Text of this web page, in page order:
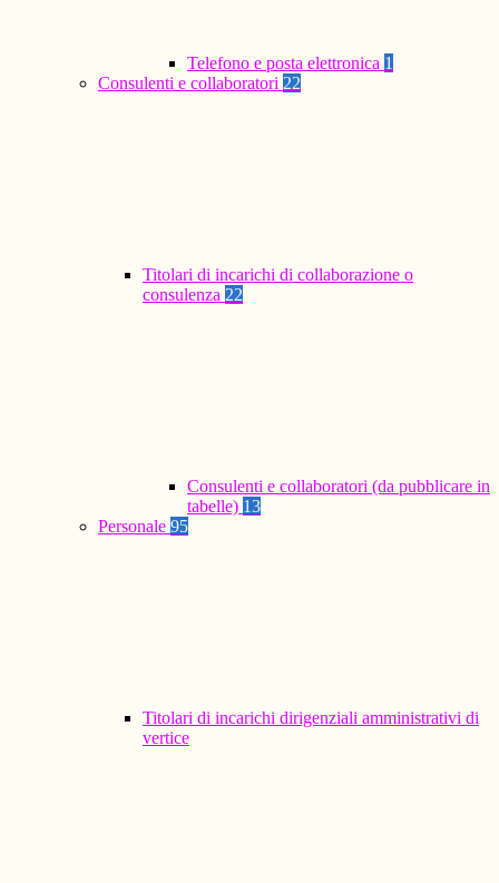
Telefono e posta elettronica 1
Consulenti e collaboratori 22
Titolari di incarichi di collaborazione o
consulenza 22
Consulenti e collaboratori (da pubblicare in
tabelle) 13
Personale 95
Titolari di incarichi dirigenziali amministrativi di
vertice